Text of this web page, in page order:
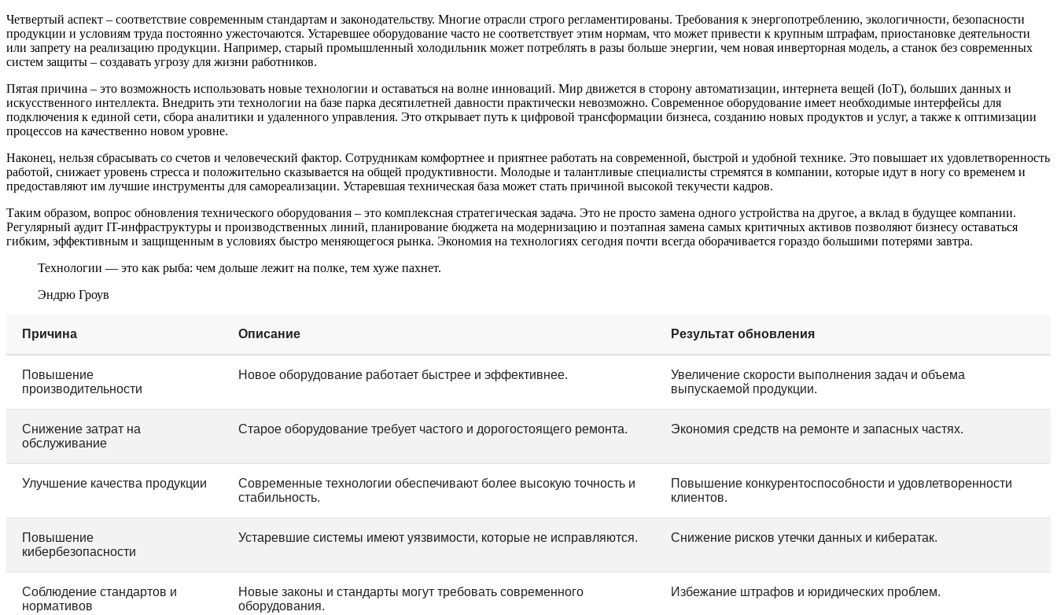
Четвертый аспект – соответствие современным стандартам и законодательству. Многие отрасли строго регламентированы. Требования к энергопотреблению, экологичности, безопасности
продукции и условиям труда постоянно ужесточаются. Устаревшее оборудование часто не соответствует этим нормам, что может привести к крупным штрафам, приостановке деятельности
или запрету на реализацию продукции. Например, старый промышленный холодильник может потреблять в разы больше энергии, чем новая инверторная модель, а станок без современных
систем защиты – создавать угрозу для жизни работников.
Пятая причина – это возможность использовать новые технологии и оставаться на волне инноваций. Мир движется в сторону автоматизации, интернета вещей (IoT), больших данных и
искусственного интеллекта. Внедрить эти технологии на базе парка десятилетней давности практически невозможно. Современное оборудование имеет необходимые интерфейсы для
подключения к единой сети, сбора аналитики и удаленного управления. Это открывает путь к цифровой трансформации бизнеса, созданию новых продуктов и услуг, а также к оптимизации
процессов на качественно новом уровне.
Наконец, нельзя сбрасывать со счетов и человеческий фактор. Сотрудникам комфортнее и приятнее работать на современной, быстрой и удобной технике. Это повышает их удовлетворенность
работой, снижает уровень стресса и положительно сказывается на общей продуктивности. Молодые и талантливые специалисты стремятся в компании, которые идут в ногу со временем и
предоставляют им лучшие инструменты для самореализации. Устаревшая техническая база может стать причиной высокой текучести кадров.
Таким образом, вопрос обновления технического оборудования – это комплексная стратегическая задача. Это не просто замена одного устройства на другое, а вклад в будущее компании.
Регулярный аудит IT-инфраструктуры и производственных линий, планирование бюджета на модернизацию и поэтапная замена самых критичных активов позволяют бизнесу оставаться
гибким, эффективным и защищенным в условиях быстро меняющегося рынка. Экономия на технологиях сегодня почти всегда оборачивается гораздо большими потерями завтра.
Технологии — это как рыба: чем дольше лежит на полке, тем хуже пахнет.
Эндрю Гроув
Причина Описание Результат обновления
Повышение
производительности
Новое оборудование работает быстрее и эффективнее.
Увеличение скорости выполнения задач и объема
выпускаемой продукции.
Снижение затрат на
обслуживание
Старое оборудование требует частого и дорогостоящего ремонта. Экономия средств на ремонте и запасных частях.
Улучшение качества продукции
Современные технологии обеспечивают более высокую точность и
стабильность.
Повышение конкурентоспособности и удовлетворенности
клиентов.
Повышение
кибербезопасности
Устаревшие системы имеют уязвимости, которые не исправляются. Снижение рисков утечки данных и кибератак.
Соблюдение стандартов и
нормативов
Новые законы и стандарты могут требовать современного
оборудования.
Избежание штрафов и юридических проблем.